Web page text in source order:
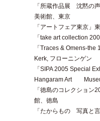
「所蔵作品展 沈黙の
美術館、東京
「アートフェア東京」
「take art collection
「Traces & Omens-
Kerk, フローニンゲン
「SIPA 2005 Special
Hangaram Art
「徳島のコレクション
館、徳島
「たからもの 写真と